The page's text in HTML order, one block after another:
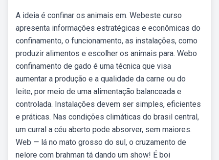
A ideia é confinar os animais em. Webeste curso
apresenta informações estratégicas e econômicas do
confinamento, o funcionamento, as instalações, como
produzir alimentos e escolher os animais para. Webo
confinamento de gado é uma técnica que visa
aumentar a produção e a qualidade da carne ou do
leite, por meio de uma alimentação balanceada e
controlada. Instalações devem ser simples, eficientes
e práticas. Nas condições climáticas do brasil central,
um curral a céu aberto pode absorver, sem maiores.
Web — lá no mato grosso do sul, o cruzamento de
nelore com brahman tá dando um show! É boi